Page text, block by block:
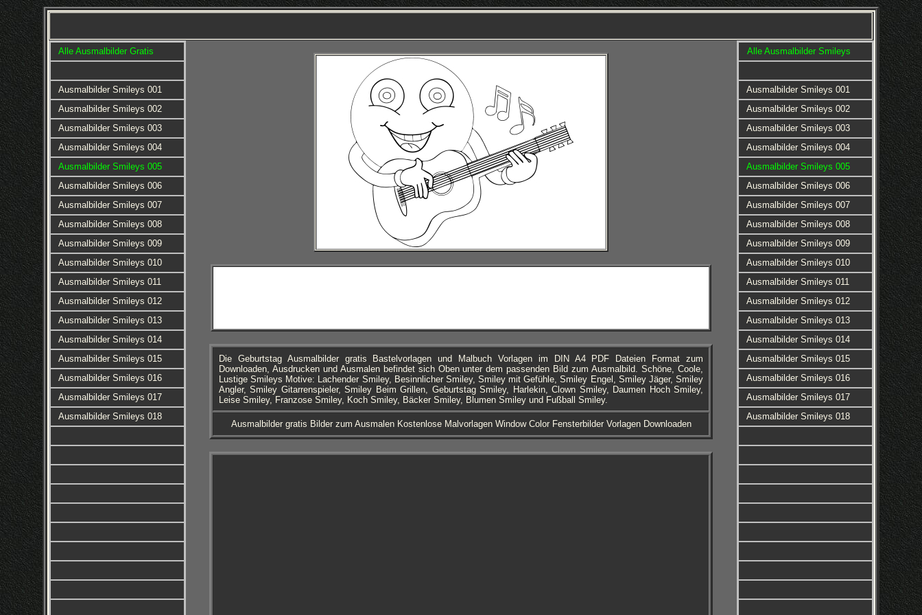
Alle Ausmalbilder Gratis
Ausmalbilder Smileys 001
Ausmalbilder Smileys 002
Ausmalbilder Smileys 003
Ausmalbilder Smileys 004
Ausmalbilder Smileys 005
Ausmalbilder Smileys 006
Ausmalbilder Smileys 007
Ausmalbilder Smileys 008
Ausmalbilder Smileys 009
Ausmalbilder Smileys 010
Ausmalbilder Smileys 011
Ausmalbilder Smileys 012
Ausmalbilder Smileys 013
Ausmalbilder Smileys 014
Ausmalbilder Smileys 015
Ausmalbilder Smileys 016
Ausmalbilder Smileys 017
Ausmalbilder Smileys 018
Die Geburtstag Ausmalbilder gratis Bastelvorlagen und Malbuch Vorlagen im DIN A4 PDF Dateien Format zum
Downloaden, Ausdrucken und Ausmalen befindet sich Oben unter dem passenden Bild zum Ausmalbild. Schöne, Coole,
Lustige Smileys Motive: Lachender Smiley, Besinnlicher Smiley, Smiley mit Gefühle, Smiley Engel, Smiley Jäger, Smiley
Angler, Smiley Gitarrenspieler, Smiley Beim Grillen, Geburtstag Smiley, Harlekin, Clown Smiley, Daumen Hoch Smiley,
Leise Smiley, Franzose Smiley, Koch Smiley, Bäcker Smiley, Blumen Smiley und Fußball Smiley.
Ausmalbilder gratis Bilder zum Ausmalen Kostenlose Malvorlagen Window Color Fensterbilder Vorlagen Downloaden
Alle Ausmalbilder Smileys
Ausmalbilder Smileys 001
Ausmalbilder Smileys 002
Ausmalbilder Smileys 003
Ausmalbilder Smileys 004
Ausmalbilder Smileys 005
Ausmalbilder Smileys 006
Ausmalbilder Smileys 007
Ausmalbilder Smileys 008
Ausmalbilder Smileys 009
Ausmalbilder Smileys 010
Ausmalbilder Smileys 011
Ausmalbilder Smileys 012
Ausmalbilder Smileys 013
Ausmalbilder Smileys 014
Ausmalbilder Smileys 015
Ausmalbilder Smileys 016
Ausmalbilder Smileys 017
Ausmalbilder Smileys 018